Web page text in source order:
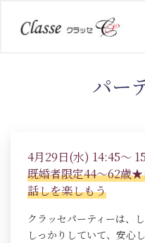
パー
4月29日(水) 14:45～
既婚者限定44～62歳
話しを楽しもう
クラッセパーティーは、
しっかりしていて、安心